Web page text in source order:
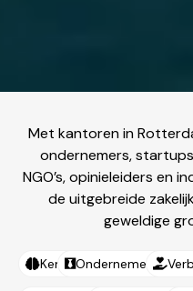
Met kantoren in
ondernemers,
NGO’s, opinieleiders en
de uitgebreide
geweldige
Kennis